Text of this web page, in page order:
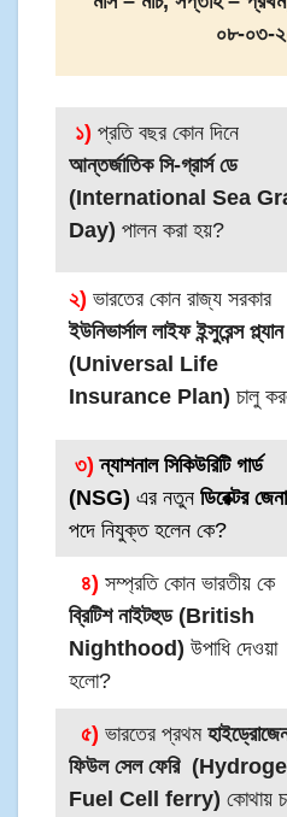
০৮-০৩-
১) প্রতি বছর কোন দিনে
আন্তর্জাতিক সি-গ্রার্স ডে
(International Sea
Day) পালন করা হয়?
২) ভারতের কোন রাজ্য সরকার
ইউনিভার্সাল লাইফ ইন্সুরেন্স প্ল্যান
(Universal Life
Insurance Plan) চালু
৩) ন্যাশনাল সিকিউরিটি গার্ড
(NSG) এর নতুনডিরেক্টর
পদে নিযুক্ত হলেন কে?
৪) সম্প্রতি কোন ভারতীয় কে
ব্রিটিশ নাইটহুড (British
Nighthood) উপাধি দেওয়া
হলো?
৫) ভারতের প্রথম
ফিউল সেল ফেরি
Fuel Cell ferry) কোথায়